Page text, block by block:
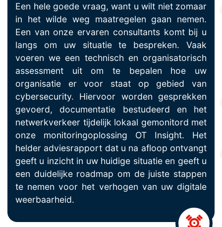
Een hele goede vraag, want u wilt niet zomaar
in het wilde weg maatregelen gaan nemen.
Een van onze ervaren consultants komt bij u
langs om uw situatie te bespreken. Vaak
voeren we een technisch en organisatorisch
assessment uit om te bepalen hoe uw
organisatie er voor staat op gebied van
cybersecurity. Hiervoor worden gesprekken
gevoerd, documentatie bestudeerd en het
netwerkverkeer tijdelijk lokaal gemonitord met
onze monitoringoplossing OT Insight. Het
helder adviesrapport dat u na afloop ontvangt
geeft u inzicht in uw huidige situatie en geeft u
een duidelijke roadmap om de juiste stappen
te nemen voor het verhogen van uw digitale
weerbaarheid.